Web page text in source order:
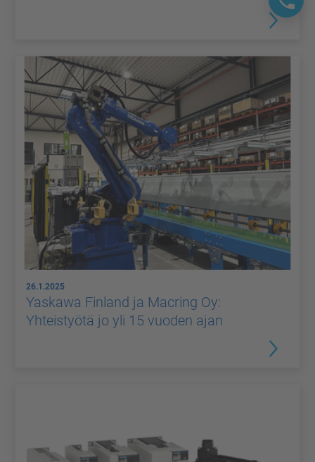
26.1.2025
Yaskawa Finland ja Macring Oy:
Yhteistyötä jo yli 15 vuoden ajan